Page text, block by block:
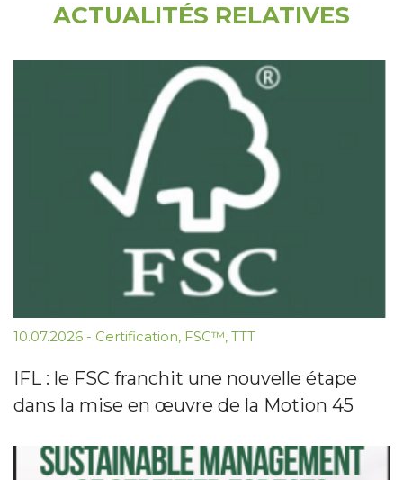
ACTUALITÉS RELATIVES
10.07.2026 - Certification, FSC™, TTT
IFL : le FSC franchit une nouvelle étape
dans la mise en œuvre de la Motion 45